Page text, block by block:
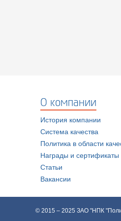
О компании
История компании
Система качества
Политика в области
Награды и сертификаты
Статьи
Вакансии
© 2015 – 2025 ЗАО "НПК